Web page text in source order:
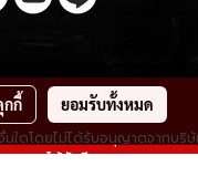
ใดโดยไม่ได้รับอนุญาตจากบริ
ฎหมายได้ทันที
กกี้ ยอมรับทั้งหมด